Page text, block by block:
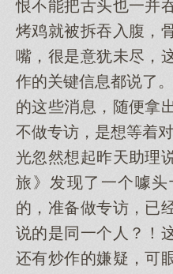
恨不能把舌头也一并
烤鸡就被拆吞入腹，
嘴，很是意犹未尽，
作的关键信息都说了
的这些消息，随便拿
不做专访，是想等着
光忽然想起昨天助理
旅》发现了一个噱
的，准备做专访，已
说的是同一个人？！
还有炒作的嫌疑，可